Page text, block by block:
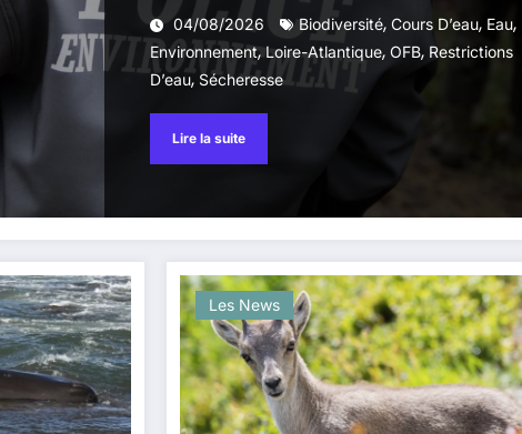
touchés, alerte l’Office
français de la biodiversité
04/08/2026 Biodiversité, Cours D’eau, Eau,
Environnement,Loire-Atlantique, OFB, Restrictions
D’eau, Sécheresse
Lire la suite
Les News